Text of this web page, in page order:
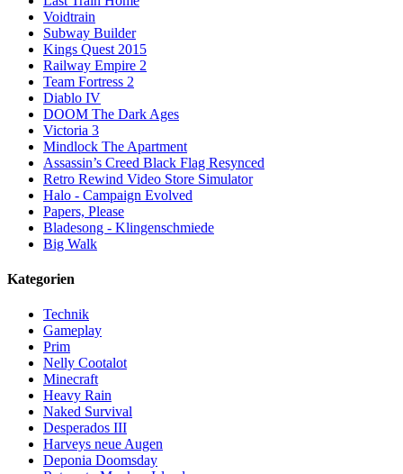
Voidtrain
Subway Builder
Kings Quest 2015
Railway Empire 2
Team Fortress 2
Diablo IV
DOOM The Dark Ages
Victoria 3
Mindlock The Apartment
Assassin’s Creed Black Flag Resynced
Retro Rewind Video Store Simulator
Halo - Campaign Evolved
Papers, Please
Bladesong - Klingenschmiede
Big Walk
Kategorien
Technik
Gameplay
Prim
Nelly Cootalot
Minecraft
Heavy Rain
Naked Survival
Desperados III
Harveys neue Augen
Deponia Doomsday